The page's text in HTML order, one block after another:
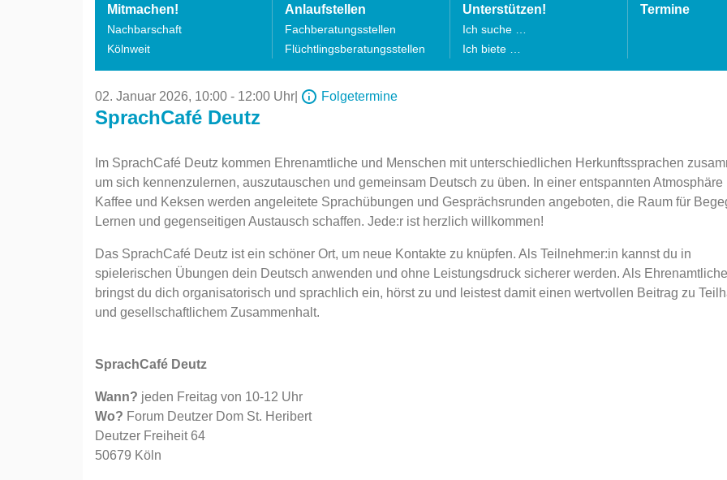
Mitmachen!
Nachbarschaft
Kölnweit
Anlaufstellen
Fachberatungsstellen
Flüchtlingsberatungsstellen
Unterstützen!
Ich suche …
Ich biete …
Termine
02. Januar 2026, 10:00 - 12:00 Uhr Folgetermine
SprachCafé Deutz
Im SprachCafé Deutz kommen Ehrenamtliche und Menschen mit unterschiedlichen Herkunftssprachen
um sich kennenzulernen, auszutauschen und gemeinsam Deutsch zu üben. In einer entspannten Atmosphäre
Kaffee und Keksen werden angeleitete Sprachübungen und Gesprächsrunden angeboten, die Raum für
Lernen und gegenseitigen Austausch schaffen. Jede:r ist herzlich willkommen!
Das SprachCafé Deutz ist ein schöner Ort, um neue Kontakte zu knüpfen. Als Teilnehmer:in kannst du in
spielerischen Übungen dein Deutsch anwenden und ohne Leistungsdruck sicherer werden. Als
bringst du dich organisatorisch und sprachlich ein, hörst zu und leistest damit einen wertvollen Beitrag zu
und gesellschaftlichem Zusammenhalt.
SprachCafé Deutz
Wann? jeden Freitag von 10-12 Uhr
Wo? Forum Deutzer Dom St. Heribert
Deutzer Freiheit 64
50679 Köln